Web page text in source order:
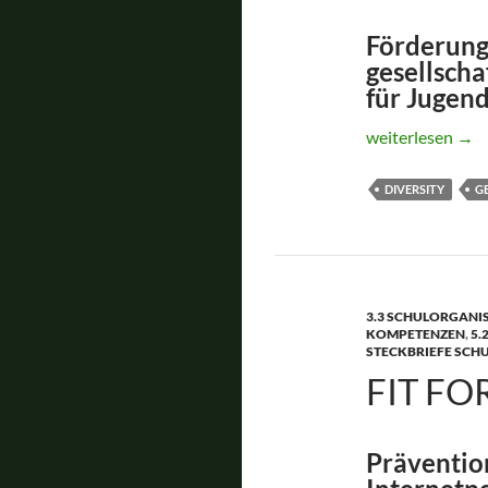
für
Fit for Life *
weiterlesen →
DIVERSITY
3.3
KOMPETENZEN,
STECKBRIEFE
FIT